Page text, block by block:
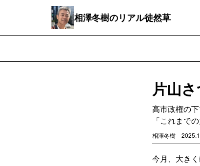
相澤冬樹のリアル徒然草
片山
高市政権の
「これまで
相澤冬樹
今月、大き